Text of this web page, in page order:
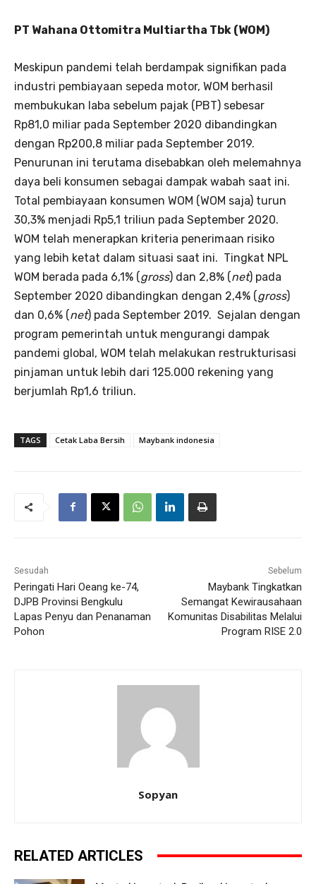
PT Wahana Ottomitra Multiartha Tbk (WOM)
Meskipun pandemi telah berdampak signifikan pada
industri pembiayaan sepeda motor, WOM berhasil
membukukan laba sebelum pajak (PBT) sebesar
Rp81,0 miliar pada September 2020 dibandingkan
dengan Rp200,8 miliar pada September 2019.
Penurunan ini terutama disebabkan oleh melemahnya
daya beli konsumen sebagai dampak wabah saat ini.
Total pembiayaan konsumen WOM (WOM saja) turun
30,3% menjadi Rp5,1 triliun pada September 2020.
WOM telah menerapkan kriteria penerimaan risiko
yang lebih ketat dalam situasi saat ini. Tingkat NPL
WOM berada pada 6,1% (gross) dan 2,8% (net) pada
September 2020 dibandingkan dengan 2,4% (gross)
dan 0,6% (net) pada September 2019. Sejalan dengan
program pemerintah untuk mengurangi dampak
pandemi global, WOM telah melakukan restrukturisasi
pinjaman untuk lebih dari 125.000 rekening yang
berjumlah Rp1,6 triliun.
TAGS Cetak Laba Bersih Maybank indonesia
Sesudah
Peringati Hari Oeang ke-74,
DJPB Provinsi Bengkulu
Lapas Penyu dan Penanaman
Pohon
Sebelum
Maybank Tingkatkan
Semangat Kewirausahaan
Komunitas Disabilitas Melalui
Program RISE 2.0
Sopyan
RELATED ARTICLES